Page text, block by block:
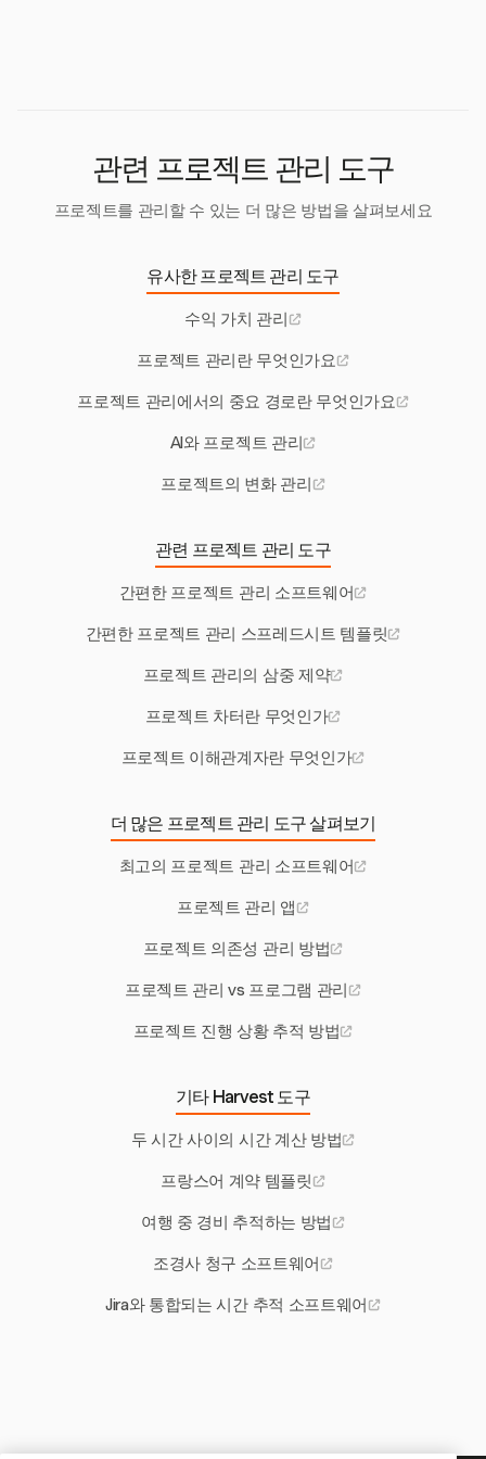
관련 프로젝트 관리 도구
프로젝트를 관리할 수 있는 더 많은 방법을 살펴보세요
유사한 프로젝트 관리 도구
수익 가치 관리
프로젝트 관리란 무엇인가요
프로젝트 관리에서의 중요 경로란 무엇인가요
AI와 프로젝트 관리
프로젝트의 변화 관리
관련 프로젝트 관리 도구
간편한 프로젝트 관리 소프트웨어
간편한 프로젝트 관리 스프레드시트 템플릿
프로젝트 관리의 삼중 제약
프로젝트 차터란 무엇인가
프로젝트 이해관계자란 무엇인가
더 많은 프로젝트 관리 도구 살펴보기
최고의 프로젝트 관리 소프트웨어
프로젝트 관리 앱
프로젝트 의존성 관리 방법
프로젝트 관리 vs 프로그램 관리
프로젝트 진행 상황 추적 방법
기타 Harvest 도구
두 시간 사이의 시간 계산 방법
프랑스어 계약 템플릿
여행 중 경비 추적하는 방법
조경사 청구 소프트웨어
Jira와 통합되는 시간 추적 소프트웨어